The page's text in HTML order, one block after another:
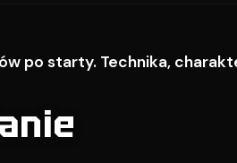
po starty. Technika,